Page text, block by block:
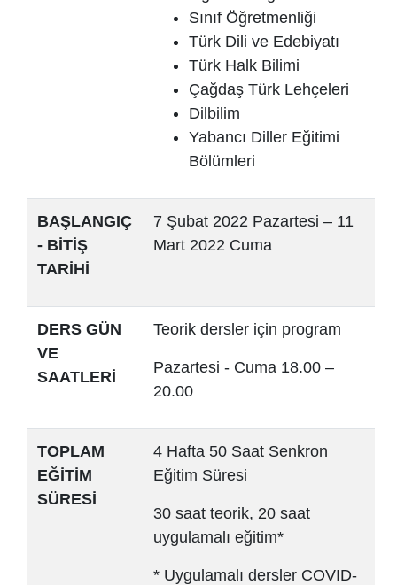
Sınıf Öğretmenliği
Türk Dili ve Edebiyatı
Türk Halk Bilimi
Çağdaş Türk Lehçeleri
Dilbilim
Yabancı Diller Eğitimi
Bölümleri
BAŞLANGIÇ
- BİTİŞ
TARİHİ
7 Şubat 2022 Pazartesi – 11
Mart 2022 Cuma
DERS GÜN
VE
SAATLERİ
Teorik dersler için program
Pazartesi - Cuma 18.00 –
20.00
TOPLAM
EĞİTİM
SÜRESİ
4 Hafta 50 Saat Senkron
Eğitim Süresi
30 saat teorik, 20 saat
uygulamalı eğitim*
* Uygulamalı dersler COVID-